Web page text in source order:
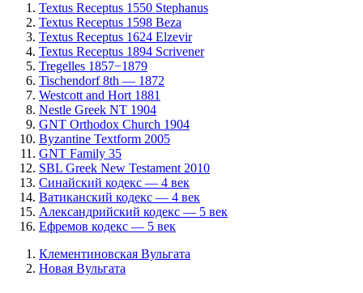
Textus Receptus 1550 Stephanus
Textus Receptus 1598 Beza
Textus Receptus 1624 Elzevir
Textus Receptus 1894 Scrivener
Tregelles 1857−1879
Tischendorf 8th — 1872
Westcott and Hort 1881
Nestle Greek NT 1904
GNT Orthodox Church 1904
Byzantine Textform 2005
GNT Family 35
SBL Greek New Testament 2010
Синайский кодекс — 4 век
Ватиканский кодекс — 4 век
Александрийский кодекс — 5 век
Ефремов кодекс — 5 век
Клементиновская Вульгата
Новая Вульгата